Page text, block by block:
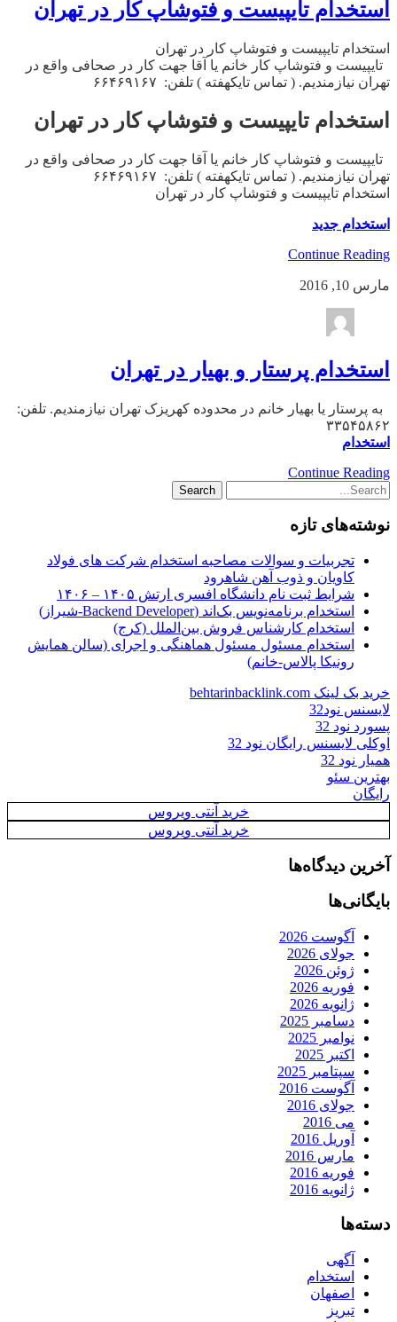
استخدام تایپیست و فتوشاپ کار در تهران
استخدام تایپیست و فتوشاپ کار در تهران
تایپیست و فتوشاپ کار خانم یا آقا جهت کار در صحافی واقع در
تهران نیازمندیم. ( تماس تایکهفته ) تلفن: ۶۶۴۶۹۱۶۷
استخدام تایپیست و فتوشاپ کار در تهران
تایپیست و فتوشاپ کار خانم یا آقا جهت کار در صحافی واقع در
تهران نیازمندیم. ( تماس تایکهفته ) تلفن: ۶۶۴۶۹۱۶۷
استخدام تایپیست و فتوشاپ کار در تهران
استخدام جدید
Continue Reading
مارس 10, 2016
استخدام پرستار و بهیار در تهران
به پرستار یا بهیار خانم در محدوده کهریزک تهران نیازمندیم. تلفن:
۳۳۵۴۵۸۶۲
استخدام
Continue Reading
نوشته‌های تازه
تجربیات و سوالات مصاحبه استخدام شرکت های فولاد
کاویان و ذوب آهن شاهرود
شرایط ثبت نام دانشگاه افسری ارتش ۱۴۰۵ – ۱۴۰۶
استخدام برنامه‌نویس بک‌اند (Backend Developer-شیراز)
استخدام کارشناس فروش بین‌الملل (کرج)
استخدام مسئول مسئول هماهنگی و اجرای (سالن همایش
رونیکا پالاس-خانم)
خرید بک لینک behtarinbacklink.com
لایسنس نود32
پسورد نود 32
اوکلی لایسنس رایگان نود 32
همیار نود 32
بهترین سئو
رایگان
خرید آنتی ویروس
خرید آنتی ویروس
آخرین دیدگاه‌ها
بایگانی‌ها
آگوست 2026
جولای 2026
ژوئن 2026
فوریه 2026
ژانویه 2026
دسامبر 2025
نوامبر 2025
اکتبر 2025
سپتامبر 2025
آگوست 2016
جولای 2016
می 2016
آوریل 2016
مارس 2016
فوریه 2016
ژانویه 2016
دسته‌ها
آگهی
استخدام
اصفهان
تبریز